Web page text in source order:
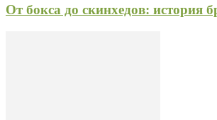
От бокса до скинхедов: история